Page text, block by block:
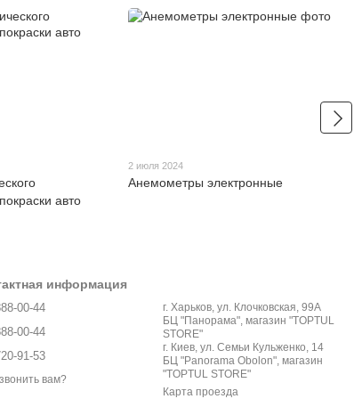
авто
2 июля 2024
Анемометры электронные
информация
00-44
00-44
91-53
вам?
г. Харьков, ул. Клочковская, 99А
БЦ "Панорама", магазин "TOPTUL
STORE"
г. Киев, ул. Семьи Кульженко, 14
БЦ "Panorama Obolon", магазин
"TOPTUL STORE"
Карта проезда